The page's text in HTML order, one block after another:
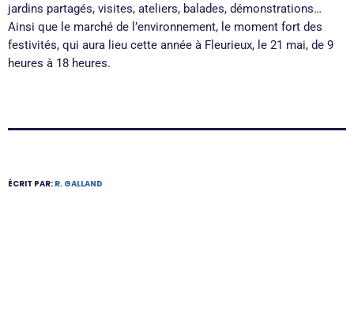
jardins partagés, visites, ateliers, balades, démonstrations…
Ainsi que le marché de l’environnement, le moment fort des
festivités, qui aura lieu cette année à Fleurieux, le 21 mai, de 9
heures à 18 heures.
ÉCRIT PAR: R. GALLAND